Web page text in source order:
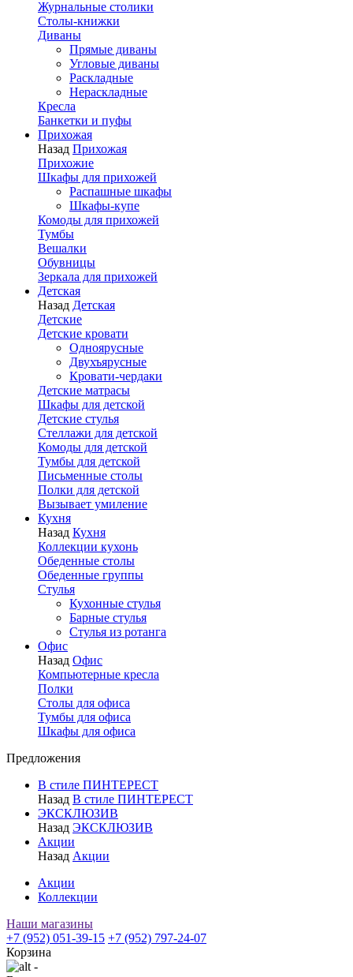
Журнальные столики
Столы-книжки
Диваны
Прямые диваны
Угловые диваны
Раскладные
Нераскладные
Кресла
Банкетки и пуфы
Прихожая
Назад Прихожая
Прихожие
Шкафы для прихожей
Распашные шкафы
Шкафы-купе
Комоды для прихожей
Тумбы
Вешалки
Обувницы
Зеркала для прихожей
Детская
Назад Детская
Детские
Детские кровати
Одноярусные
Двухъярусные
Кровати-чердаки
Детские матрасы
Шкафы для детской
Детские стулья
Стеллажи для детской
Комоды для детской
Тумбы для детской
Письменные столы
Полки для детской
Вызывает умиление
Кухня
Назад Кухня
Коллекции кухонь
Обеденные столы
Обеденные группы
Стулья
Кухонные стулья
Барные стулья
Стулья из ротанга
Офис
Назад Офис
Компьютерные кресла
Полки
Столы для офиса
Тумбы для офиса
Шкафы для офиса
Предложения
В стиле ПИНТЕРЕСТ
Назад В стиле ПИНТЕРЕСТ
ЭКСКЛЮЗИВ
Назад ЭКСКЛЮЗИВ
Акции
Назад Акции
Акции
Коллекции
Наши магазины
+7 (952) 051-39-15 +7 (952) 797-24-07
Корзина
-